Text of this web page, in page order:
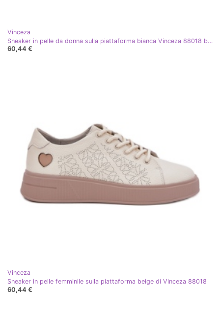
Vinceza
Sneaker in pelle da donna sulla piattaforma bianca Vinceza 88018 bianco
60,44 €
Vinceza
Sneaker in pelle femminile sulla piattaforma beige di Vinceza 88018
60,44 €